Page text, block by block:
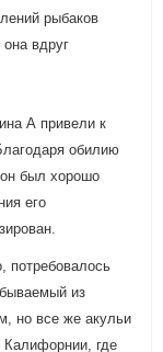
рыбаков
вдруг
А привели к
обилию
был хорошо
его
потребовалось
из
но все же акульи
где